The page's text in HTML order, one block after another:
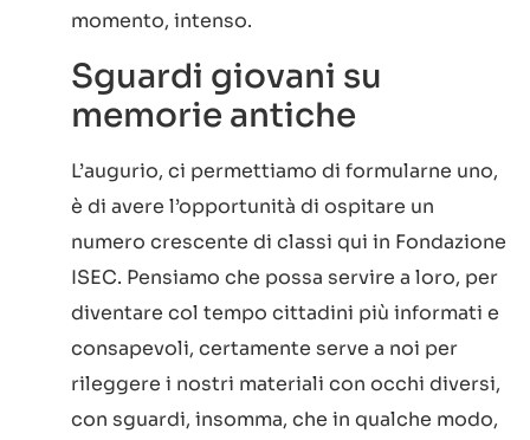
momento, intenso.
Sguardi giovani su
memorie antiche
L’augurio, ci permettiamo di formularne uno,
è di avere l’opportunità di ospitare un
numero crescente di classi qui in Fondazione
ISEC. Pensiamo che possa servire a loro, per
diventare col tempo cittadini più informati e
consapevoli, certamente serve a noi per
rileggere i nostri materiali con occhi diversi,
con sguardi, insomma, che in qualche modo,